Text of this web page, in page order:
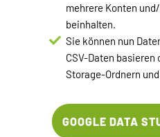
mehrere Konten
beinhalten.
Sie können nun
CSV-Daten basieren
Storage-Ordnern
GOOGLE DATA